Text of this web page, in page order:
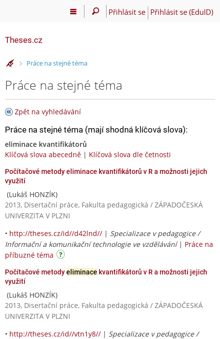
Přihlásit se Přihlásit se (EduID)
Theses.cz
>Práce na stejné téma
Práce na stejné téma
Zpět na vyhledávání
Práce na stejné téma (mají shodná klíčová slova):
eliminace kvantifikátorů
Klíčová slova abecedně | Klíčová slova dle četnosti
Počítačové metody eliminace kvantifikátorů v R a možnosti jejich
využití
(Lukáš HONZÍK)
2013, Disertační práce, Fakulta pedagogická / ZÁPADOČESKÁ
UNIVERZITA V PLZNI
• http://theses.cz/id//d42lnd// | Specializace v pedagogice /
Informační a komunikační technologie ve vzdělávání| Práce na
příbuzné téma
Počítačové metodyeliminace kvantifikátorů v R a možnosti jejich
využití
(Lukáš HONZÍK)
2013, Disertační práce, Fakulta pedagogická / ZÁPADOČESKÁ
UNIVERZITA V PLZNI
• http://theses.cz/id//vtn1y8// | Specializace v pedagogice /